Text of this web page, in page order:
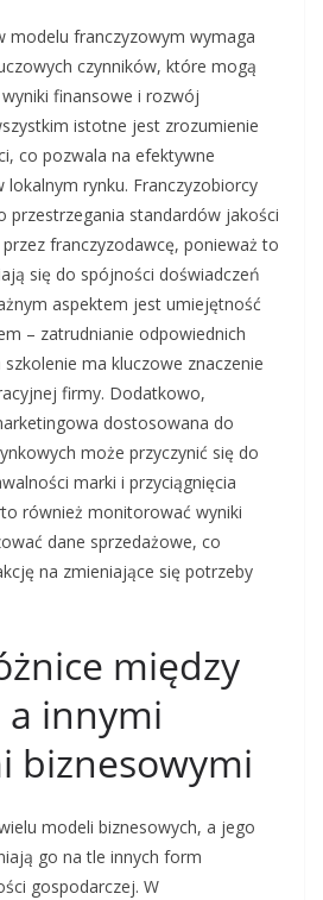
modelu franczyzowym wymaga
czynników, które mogą
finansowe i rozwój
istotne jest zrozumienie
co pozwala na efektywne
rynku. Franczyzobiorcy
przestrzegania standardów jakości
franczyzodawcę, ponieważ to
się do spójności doświadczeń
aspektem jest umiejętność
– zatrudnianie odpowiednich
ma kluczowe znaczenie
firmy. Dodatkowo,
dostosowana do
może przyczynić się do
marki i przyciągnięcia
również monitorować wyniki
dane sprzedażowe, co
na zmieniające się potrzeby
między
a innymi
biznesowymi
modeli biznesowych, a jego
go na tle innych form
gospodarczej. W